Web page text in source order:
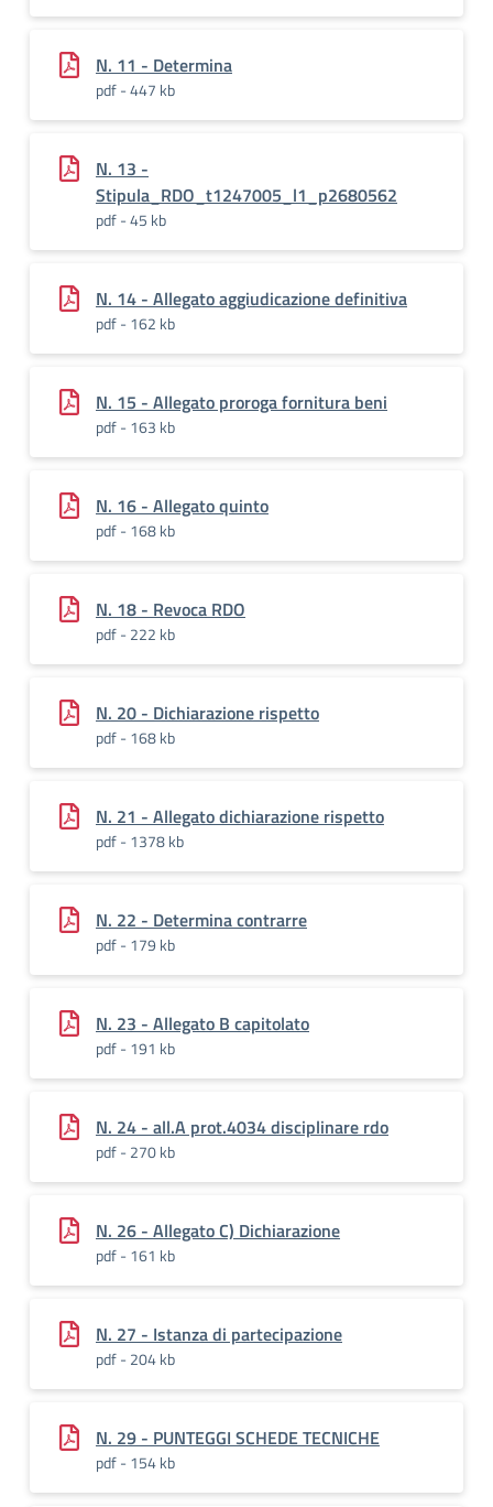
N. 11 - Determina
pdf - 447 kb
N. 13 -
Stipula_RDO_t1247005_l1_p2680562
pdf - 45 kb
N. 14 - Allegato aggiudicazione definitiva
pdf - 162 kb
N. 15 - Allegato proroga fornitura beni
pdf - 163 kb
N. 16 - Allegato quinto
pdf - 168 kb
N. 18 - Revoca RDO
pdf - 222 kb
N. 20 - Dichiarazione rispetto
pdf - 168 kb
N. 21 - Allegato dichiarazione rispetto
pdf - 1378 kb
N. 22 - Determina contrarre
pdf - 179 kb
N. 23 - Allegato B capitolato
pdf - 191 kb
N. 24 - all.A prot.4034 disciplinare rdo
pdf - 270 kb
N. 26 - Allegato C) Dichiarazione
pdf - 161 kb
N. 27 - Istanza di partecipazione
pdf - 204 kb
N. 29 - PUNTEGGI SCHEDE TECNICHE
pdf - 154 kb